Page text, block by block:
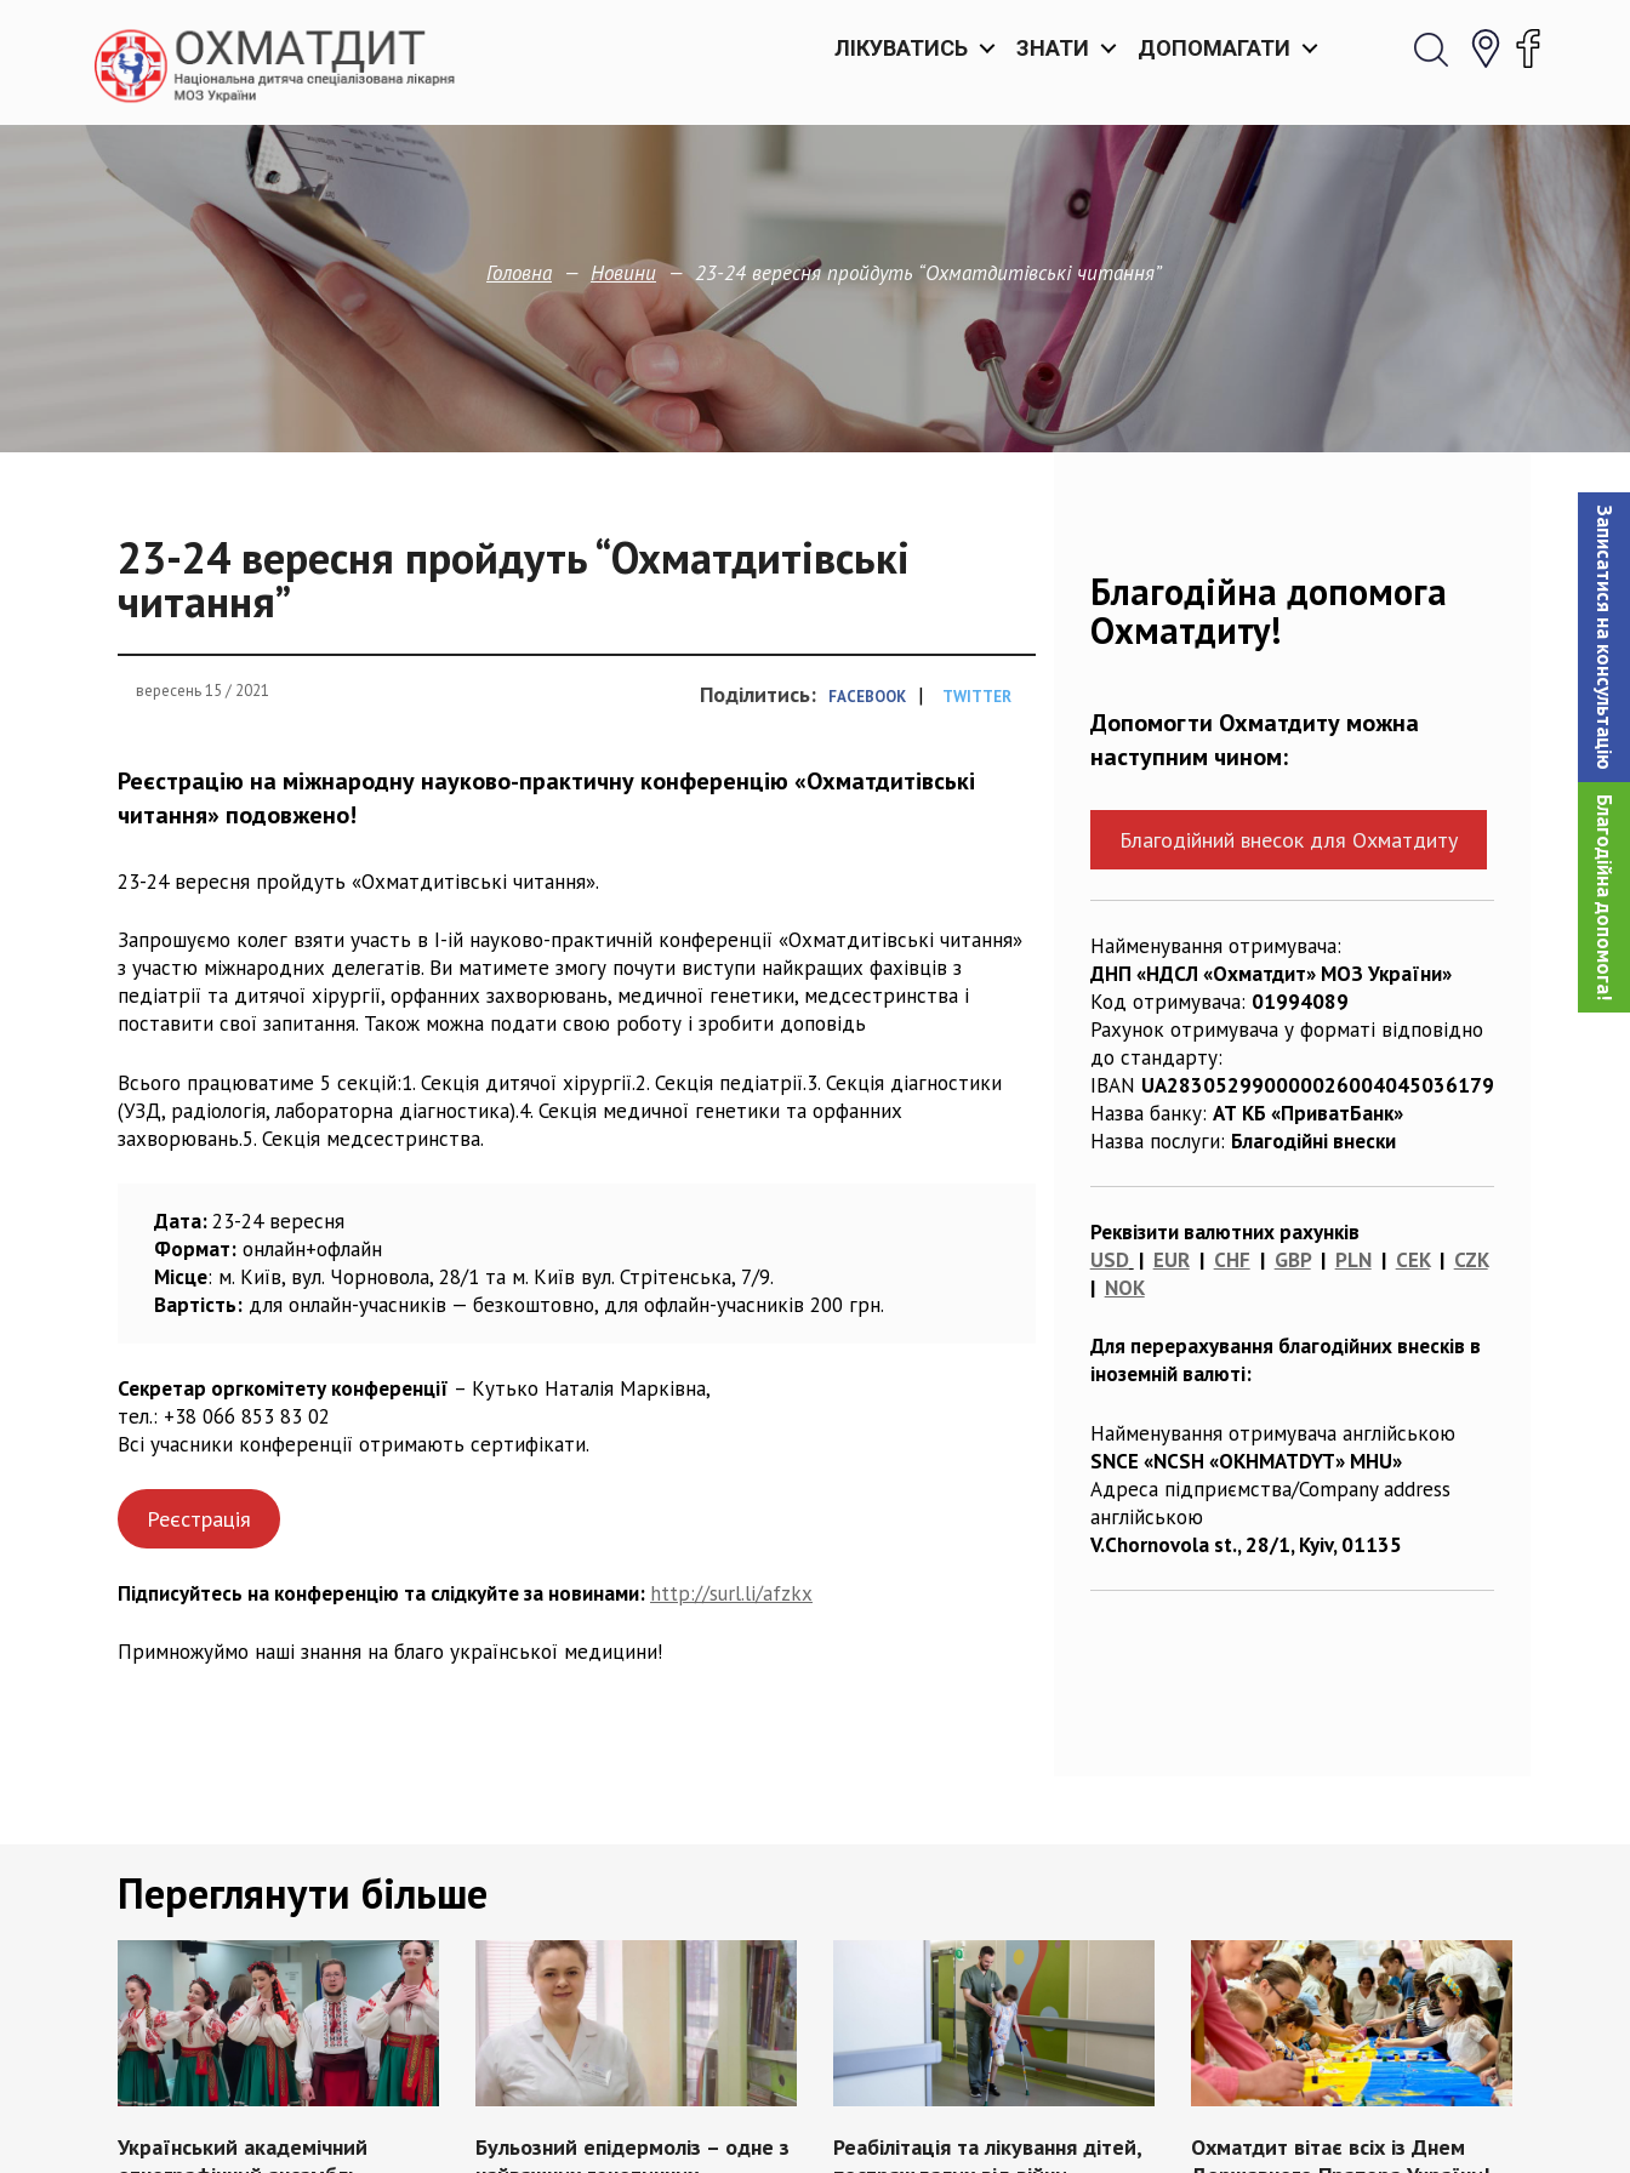
Записатися на консультацiю
Благодійна допомога!
ЛІКУВАТИСЬ ЗНАТИ ДОПОМАГАТИ
Головна — Новини — 23-24 вересня пройдуть “Охматдитівські читання”
23-24 вересня пройдуть “Охматдитівські
читання”
вересень 15 / 2021 Поділитись: FACEBOOK | TWITTER
Реєстрацію на міжнародну науково-практичну конференцію «Охматдитівські
читання» подовжено!
23-24 вересня пройдуть «Охматдитівські читання».
Запрошуємо колег взяти участь в І-ій науково-практичній конференції «Охматдитівські читання»
з участю міжнародних делегатів. Ви матимете змогу почути виступи найкращих фахівців з
педіатрії та дитячої хірургії, орфанних захворювань, медичної генетики, медсестринства і
поставити свої запитання. Також можна подати свою роботу і зробити доповідь
Всього працюватиме 5 секцій:1. Секція дитячої хірургії.2. Секція педіатрії.3. Секція діагностики
(УЗД, радіологія, лабораторна діагностика).4. Секція медичної генетики та орфанних
захворювань.5. Секція медсестринства.
Дата:23-24 вересня
Формат: онлайн+офлайн
Місце: м. Київ, вул. Чорновола, 28/1 та м. Київ вул. Стрітенська, 7/9.
Вартість: для онлайн-учасників — безкоштовно, для офлайн-учасників 200 грн.
Секретар оргкомітету конференції – Кутько Наталія Марківна,
тел.: +38 066 853 83 02
Всі учасники конференції отримають сертифікати.
Реєстрація
Підписуйтесь на конференцію та слідкуйте за новинами: http://surl.li/afzkx
Примножуймо наші знання на благо української медицини!
Благодійна допомога
Охматдиту!
Допомогти Охматдиту можна
наступним чином:
Благодійний внесок для Охматдиту
Найменування отримувача:
ДНП «НДСЛ «Охматдит» МОЗ України»
Код отримувача: 01994089
Рахунок отримувача у форматі відповідно
до стандарту:
IBAN UA283052990000026004045036179
Назва банку: АТ КБ «ПриватБанк»
Назва послуги: Благодійні внески
Реквізити валютних рахунків
USD | EUR| CHF | GBP| PLN| CEK| CZK
| NOK
Для перерахування благодійних внесків в
іноземній валюті:
Найменування отримувача англійською
SNCE «NCSH «OKHMATDYT» MHU»
Адреса підприємства/Company address
англійською
V.Chornovola st., 28/1, Kyiv, 01135
Переглянути більше
Український академічний
Бульозний епідермоліз – одне з
Реабілітація та лікування дітей,
Охматдит вітає всіх із Днем